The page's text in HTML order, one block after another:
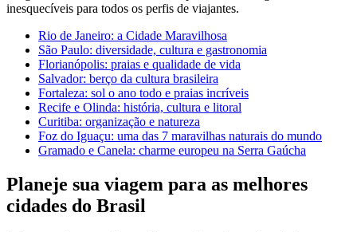
inesquecíveis para todos os perfis de viajantes.
Rio de Janeiro: a Cidade Maravilhosa
São Paulo: diversidade, cultura e gastronomia
Florianópolis: praias e qualidade de vida
Salvador: berço da cultura brasileira
Fortaleza: sol o ano todo e praias incríveis
Recife e Olinda: história, cultura e litoral
Curitiba: organização e natureza
Foz do Iguaçu: uma das 7 maravilhas naturais do mundo
Gramado e Canela: charme europeu na Serra Gaúcha
Planeje sua viagem para as melhores
cidades do Brasil